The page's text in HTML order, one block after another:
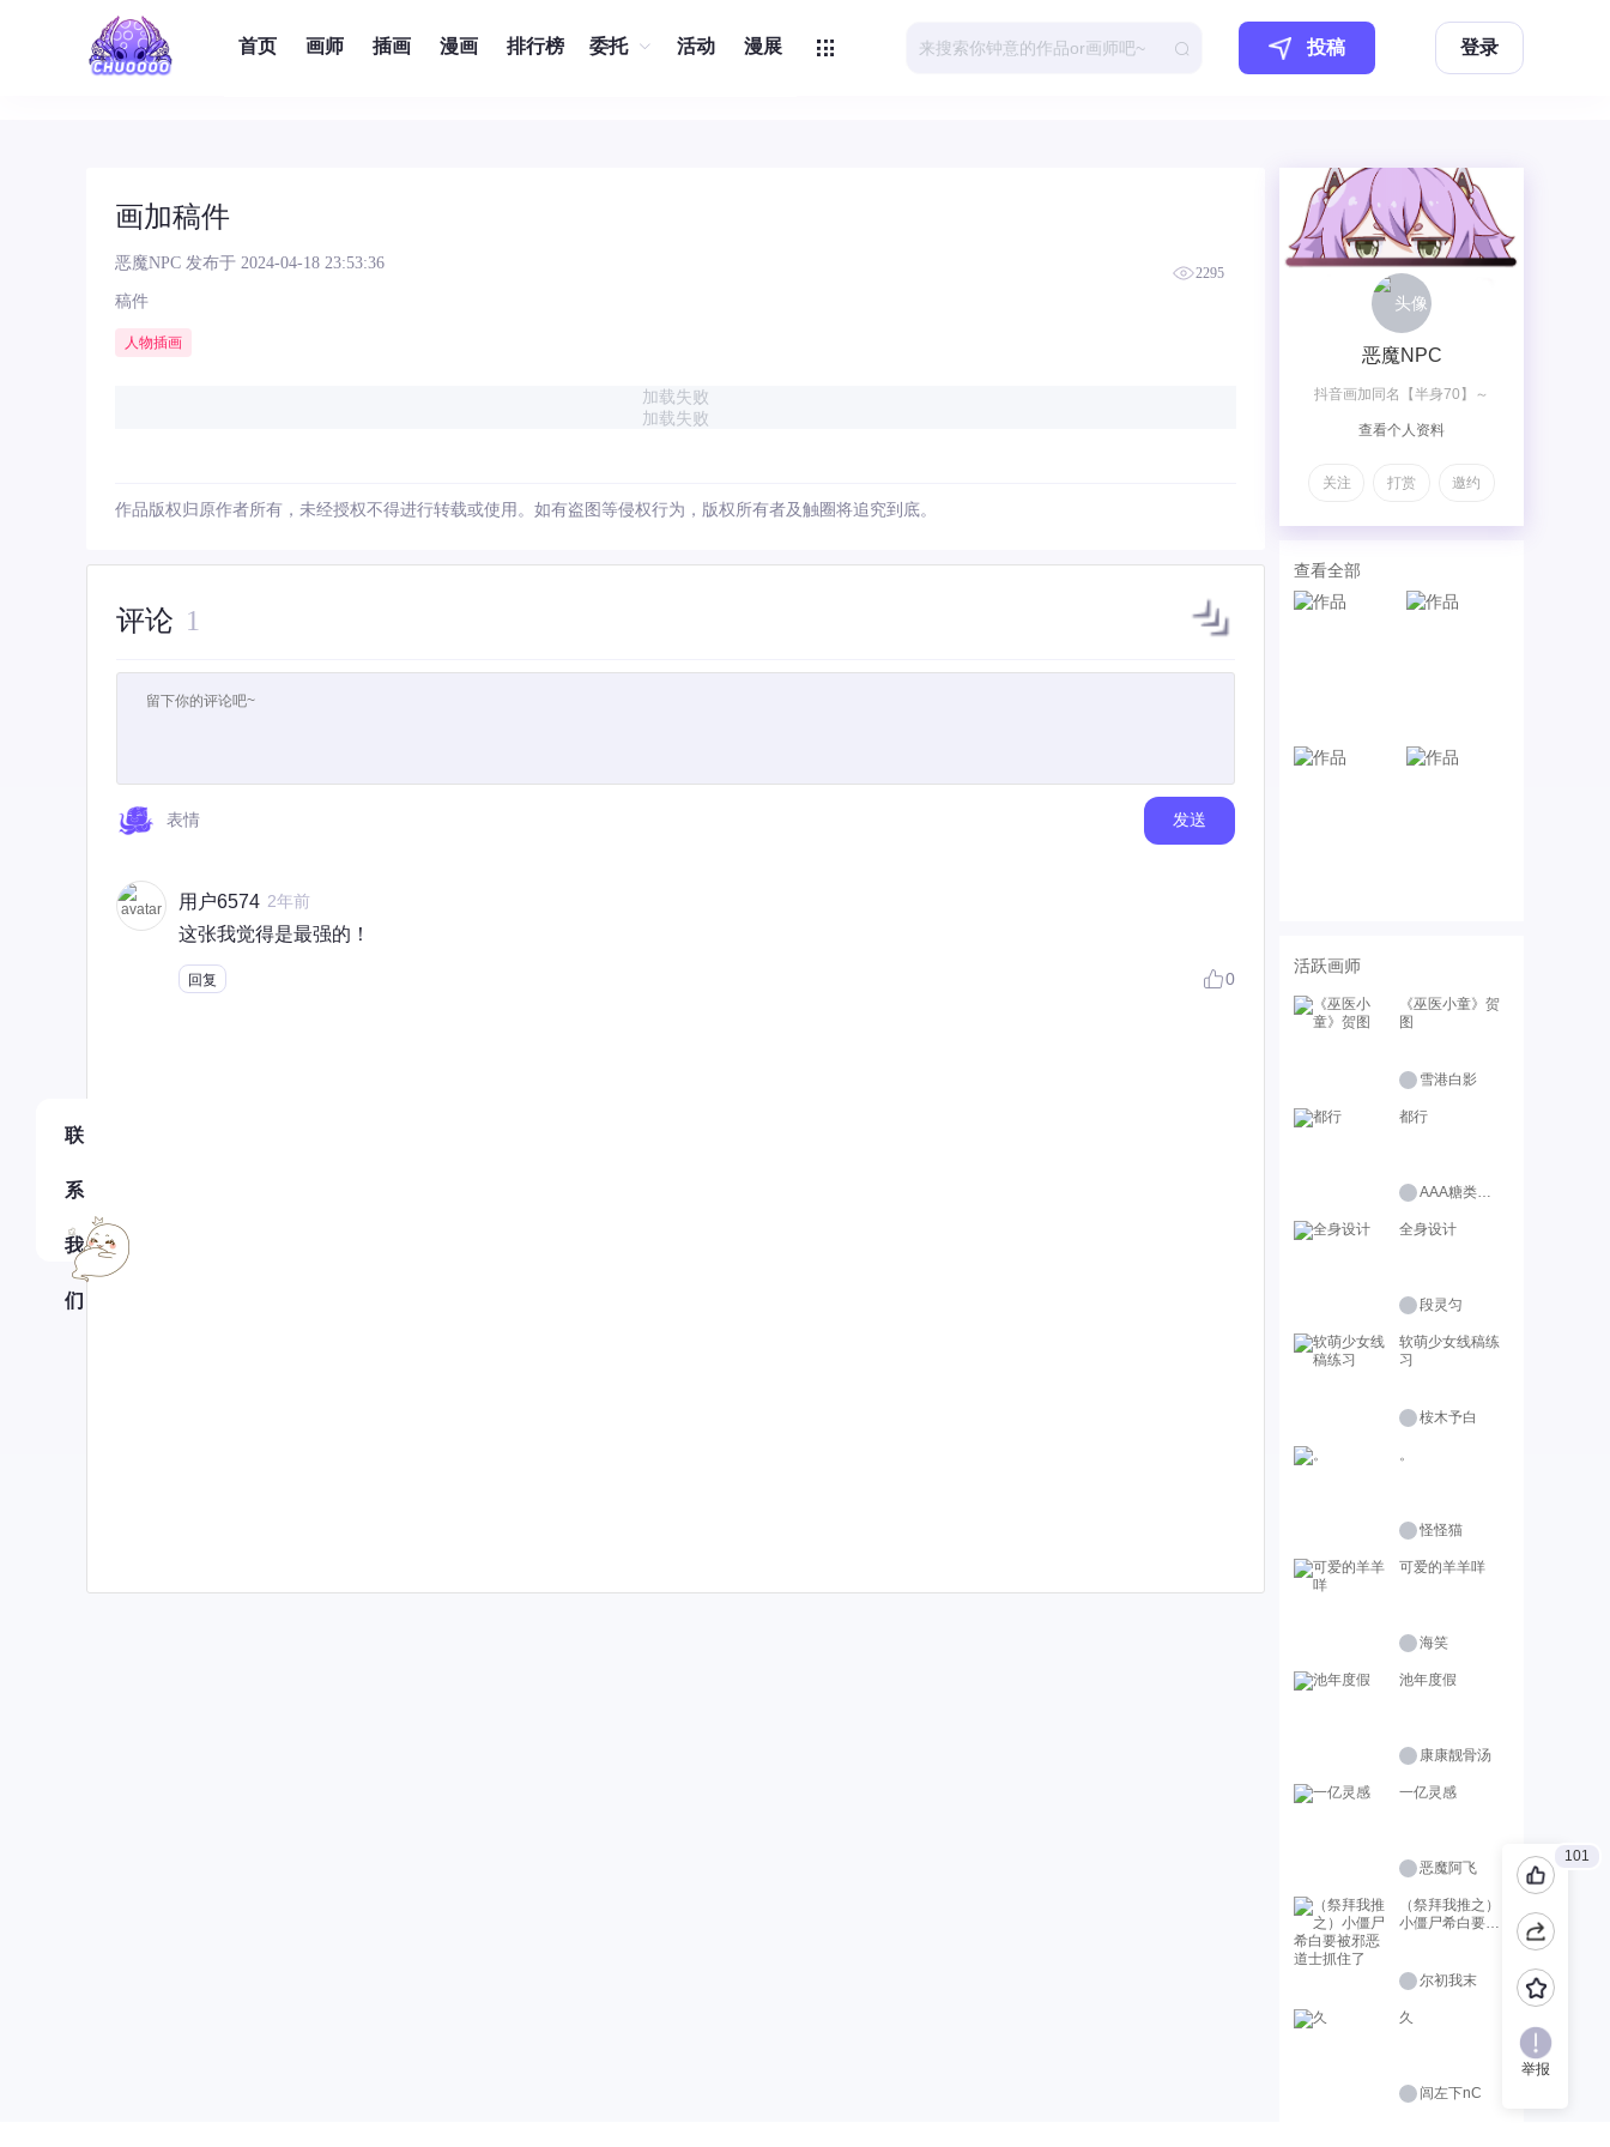
首页 画师 插画 漫画 排行榜 委托 活动 漫展 投稿 登录
画加稿件
恶魔NPC 发布于 2024-04-18 23:53:36
2295
稿件
人物插画
加载失败
加载失败
作品版权归原作者所有，未经授权不得进行转载或使用。如有盗图等侵权行为，版权所有者及触圈将追究到底。
评论 1
表情 发送
用户6574 2年前
这张我觉得是最强的！
回复 0
恶魔NPC
抖音画加同名【半身70】～
【全身120】～@【全身加兽
查看个人资料
关注 打赏 邀约
查看全部
活跃画师
《巫医小童》贺
图
雪港白影
都行
AAA糖类批发商
全身设计
段灵匀
软萌少女线稿练
习
桉木予白
。
怪怪猫
可爱的羊羊咩
海笑
池年度假
康康靓骨汤
一亿灵感
恶魔阿飞
（祭拜我推之）
小僵尸希白要被
尔初我末
久
闾左下nC
101
举报
联
系
我
们